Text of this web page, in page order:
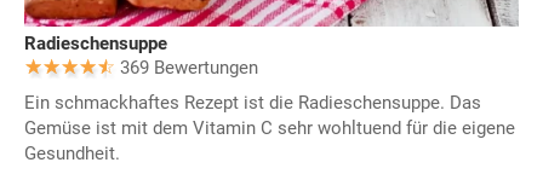
Radieschensuppe
369 Bewertungen
Ein schmackhaftes Rezept ist die Radieschensuppe. Das
Gemüse ist mit dem Vitamin C sehr wohltuend für die eigene
Gesundheit.